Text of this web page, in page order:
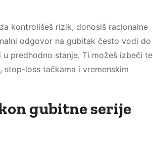
kontrolišeš rizik, donosiš racionalne
odgovor na gubitak često vodi do
predhodno stanje. Ti možeš izbeći te
loss tačkama i vremenskim
gubitne serije